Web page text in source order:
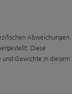
Abweichungen.
Diese
und Gewichte in diesem